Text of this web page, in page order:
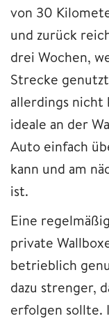
von 30
und zurück
drei Wochen,
Strecke
allerdings
ideale an der
Auto einfach
kann und am
ist.
Eine
private
betrieblich
dazu strenger,
erfolgen sollte.